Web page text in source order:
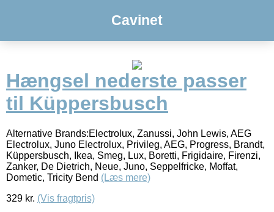
Cavinet
Hængsel nederste passer
til Küppersbusch
Alternative Brands:Electrolux, Zanussi, John Lewis, AEG
Electrolux, Juno Electrolux, Privileg, AEG, Progress, Brandt,
Küppersbusch, Ikea, Smeg, Lux, Boretti, Frigidaire, Firenzi,
Zanker, De Dietrich, Neue, Juno, Seppelfricke, Moffat,
Dometic, Tricity Bend (Læs mere)
329 kr. (Vis fragtpris)